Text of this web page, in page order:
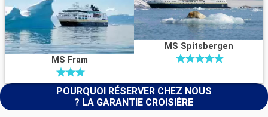
MS Fram
MS Spitsbergen
POURQUOI RÉSERVER CHEZ NOUS
? LA GARANTIE CROISIÈRE